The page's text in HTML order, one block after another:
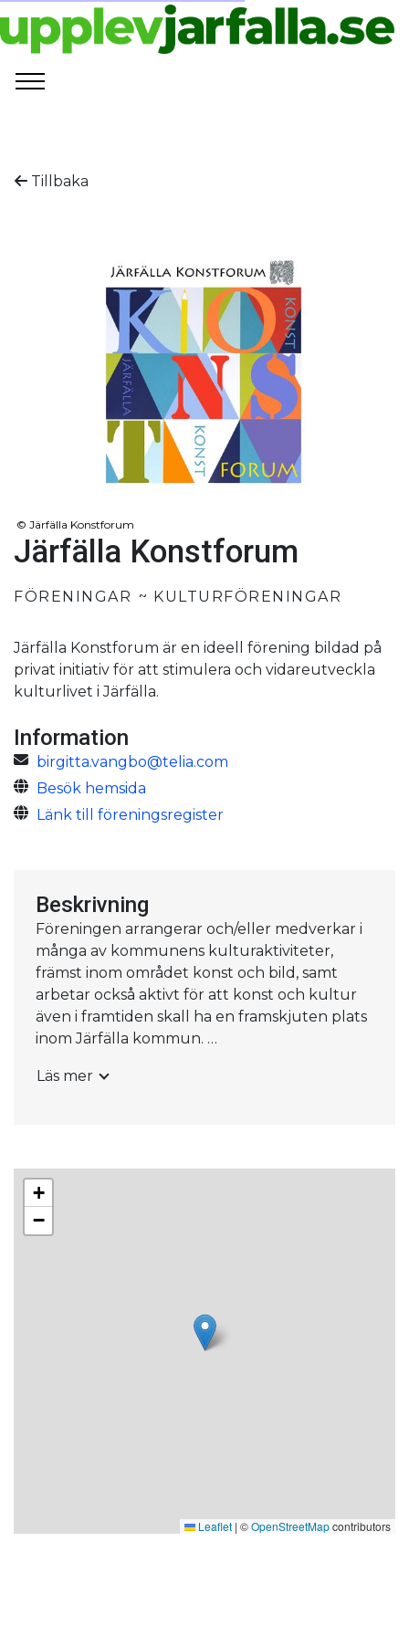
Tillbaka
© Järfälla Konstforum
Järfälla Konstforum
FÖRENINGAR KULTURFÖRENINGAR
Järfälla Konstforum är en ideell förening bildad på
privat initiativ för att stimulera och vidareutveckla
kulturlivet i Järfälla.
Information
birgitta.vangbo@telia.com
Besök hemsida
Länk till föreningsregister
Beskrivning
Föreningen arrangerar och/eller medverkar i
många av kommunens kulturaktiviteter,
främst inom området konst och bild, samt
arbetar också aktivt för att konst och kultur
även i framtiden skall ha en framskjuten plats
inom Järfälla kommun.
Inom föreningens ramar så kan man som
med mera, måla/skapa tillsammans med andra
medlemmar i vår föreningslokal som ligger i
Läs mer
+
−
Leaflet | ©OpenStreetMapcontributors